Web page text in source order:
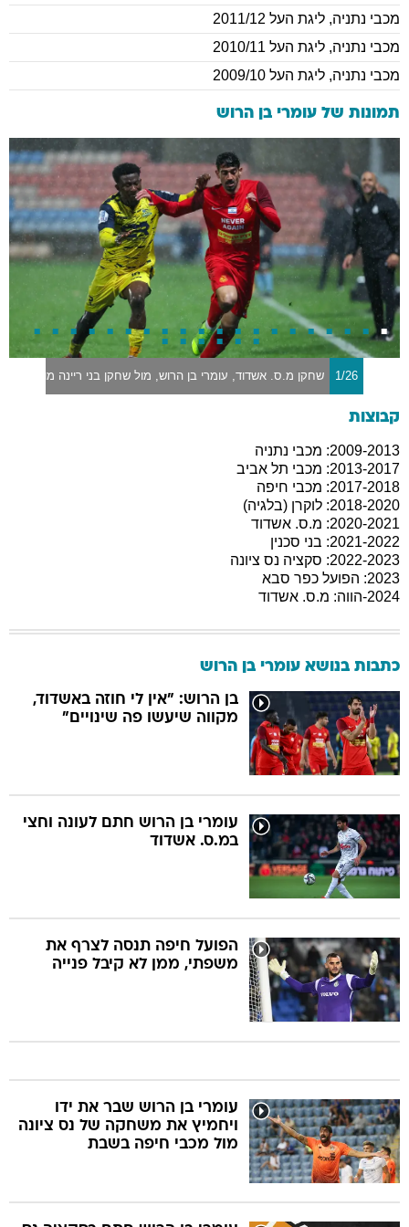
מכבי נתניה, ליגת העל 2011/12
מכבי נתניה, ליגת העל 2010/11
מכבי נתניה, ליגת העל 2009/10
תמונות של עומרי בן הרוש
1/26 שחקן מ.ס. אשדוד, עומרי בן הרוש, מול שחקן בני ריינה מוחמד
קבוצות
2009-2013: מכבי נתניה
2013-2017: מכבי תל אביב
2017-2018: מכבי חיפה
2018-2020: לוקרן (בלגיה)
2020-2021: מ.ס. אשדוד
2021-2022: בני סכנין
2022-2023: סקציה נס ציונה
2023: הפועל כפר סבא
2024-הווה: מ.ס. אשדוד
כתבות בנושא עומרי בן הרוש
בן הרוש: "אין לי חוזה באשדוד,
מקווה שיעשו פה שינויים"
עומרי בן הרוש חתם לעונה וחצי
במ.ס. אשדוד
הפועל חיפה תנסה לצרף את
משפתי, ממן לא קיבל פנייה
עומרי בן הרוש שבר את ידו
ויחמיץ את משחקה של נס ציונה
מול מכבי חיפה בשבת